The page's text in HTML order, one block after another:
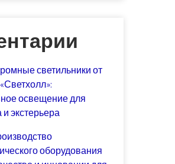
светильники от
освещение для
экстерьера
оборудования